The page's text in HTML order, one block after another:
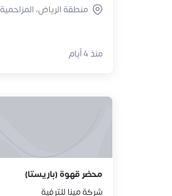
منطقة الرياض، المزاحمية
منذ 4 أيام
محضر قهوة (باريستا)
شركة مينا للترفية